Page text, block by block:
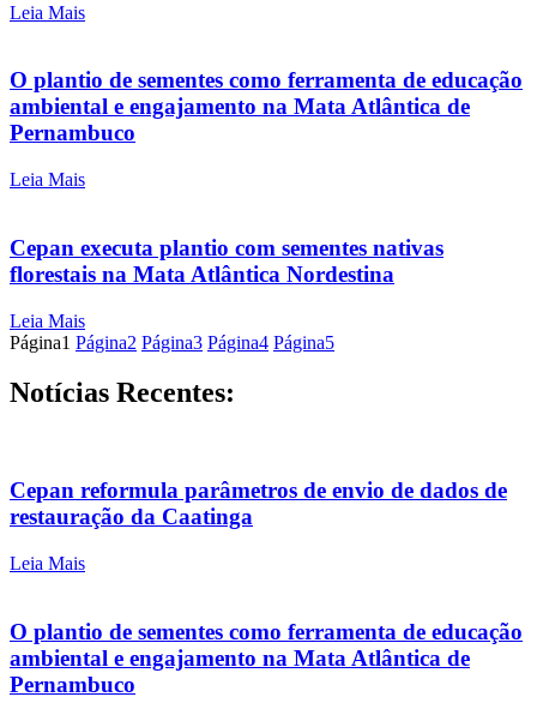
Leia Mais
O plantio de sementes como ferramenta de educação
ambiental e engajamento na Mata Atlântica de
Pernambuco
Leia Mais
Cepan executa plantio com sementes nativas
florestais na Mata Atlântica Nordestina
Leia Mais
Página1 Página2 Página3 Página4 Página5
Notícias Recentes:
Cepan reformula parâmetros de envio de dados de
restauração da Caatinga
Leia Mais
O plantio de sementes como ferramenta de educação
ambiental e engajamento na Mata Atlântica de
Pernambuco